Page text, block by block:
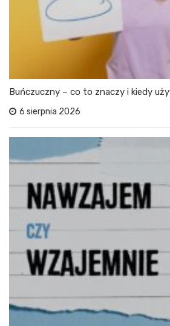
Buńczuczny – co to znaczy i kiedy
6 sierpnia 2026